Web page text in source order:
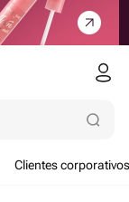
Clientes corporativos